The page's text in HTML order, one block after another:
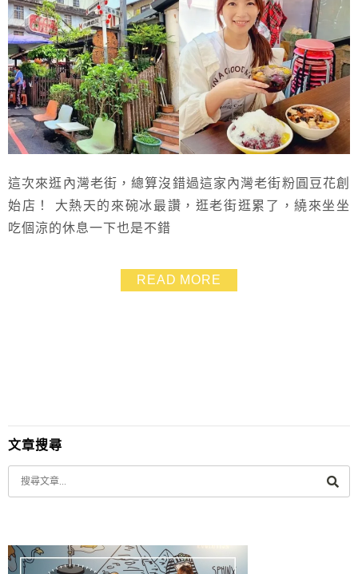
這次來逛內灣老街，總算沒錯過這家內灣老街粉圓豆花創
始店！ 大熱天的來碗冰最讚，逛老街逛累了，繞來坐坐
吃個涼的休息一下也是不錯
READ MORE
文章搜尋